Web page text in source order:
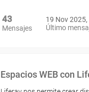
43
Mensajes
19 Nov 2025,
Último
Espacios WEB con